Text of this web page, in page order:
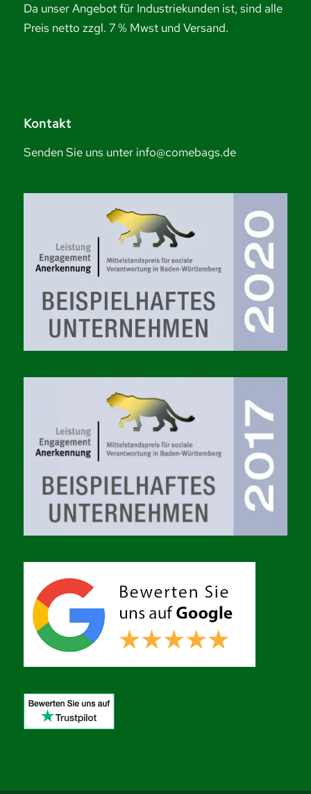
Da unser Angebot für Industriekunden ist, sind alle
Preis netto zzgl. 7 % Mwst und Versand.
Kontakt
Senden Sie uns unter info@comebags.de